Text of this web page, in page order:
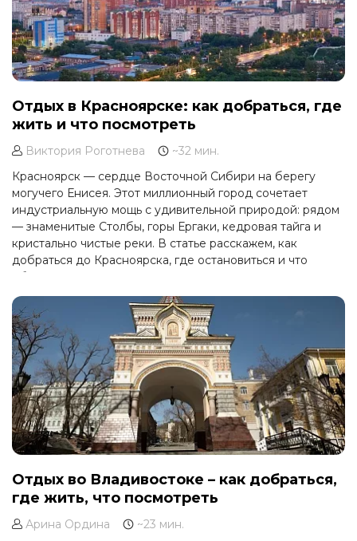
Отдых в Красноярске: как добраться, где
жить и что посмотреть
Виктория Роготнева
~32 мин.
Красноярск — сердце Восточной Сибири на берегу
могучего Енисея. Этот миллионный город сочетает
индустриальную мощь с удивительной природой: рядом
— знаменитые Столбы, горы Ергаки, кедровая тайга и
кристально чистые реки. В статье расскажем, как
добраться до Красноярска, где остановиться и что
обязательно посмотреть.
Отдых во Владивостоке – как добраться,
где жить, что посмотреть
Арина Ордина ~23 мин.